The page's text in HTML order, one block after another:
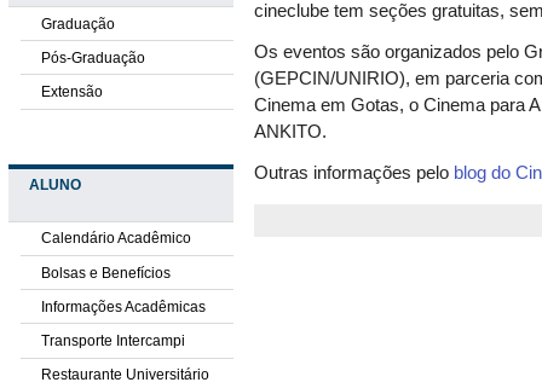
Graduação
Pós-Graduação
Extensão
ALUNO
Calendário Acadêmico
Bolsas e Benefícios
Informações Acadêmicas
Transporte Intercampi
Restaurante Universitário
cineclube tem seções gratuitas,
Os eventos são organizados pelo
(GEPCIN/UNIRIO), em parceria
Cinema em Gotas, o Cinema para
ANKITO.
Outras informações pelo blog do